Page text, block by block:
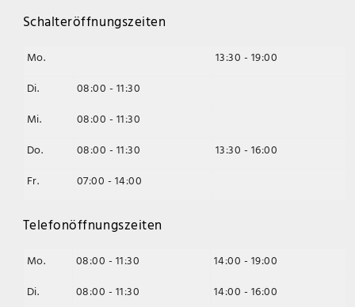
Schalteröffnungszeiten
Mo.
13:30 - 19:00
Di.
08:00 - 11:30
Mi.
08:00 - 11:30
Do.
08:00 - 11:30
13:30 - 16:00
Fr.
07:00 - 14:00
Telefonöffnungszeiten
Mo. 08:00 - 11:30
14:00 - 19:00
Di.
08:00 - 11:30
14:00 - 16:00